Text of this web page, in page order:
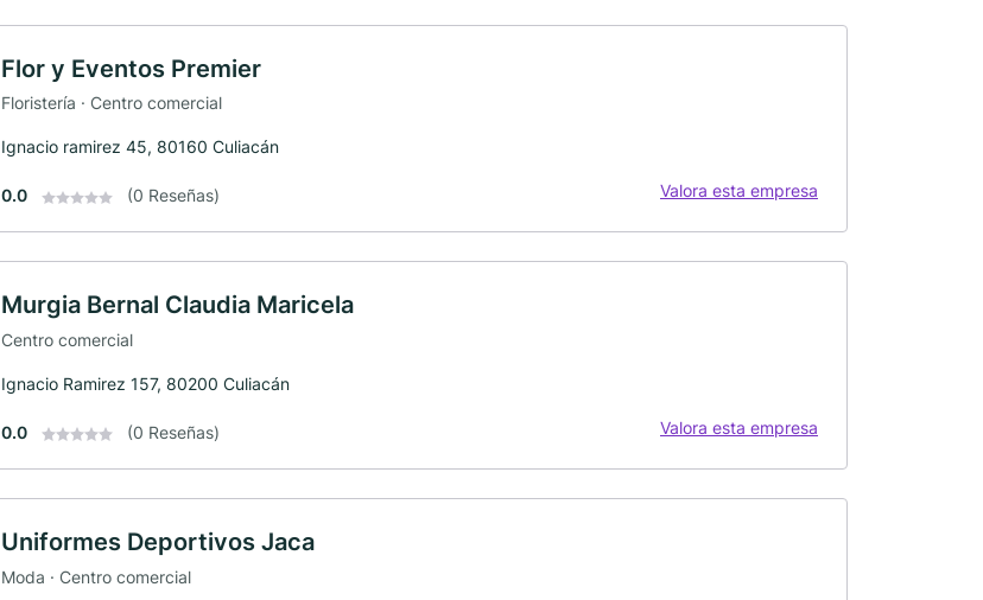
Flor y Eventos Premier
Floristería · Centro comercial
Ignacio ramirez 45, 80160 Culiacán
0.0 (0 Reseñas) Valora esta empresa
Murgia Bernal Claudia Maricela
Centro comercial
Ignacio Ramirez 157, 80200 Culiacán
0.0 (0 Reseñas) Valora esta empresa
Uniformes Deportivos Jaca
Moda · Centro comercial